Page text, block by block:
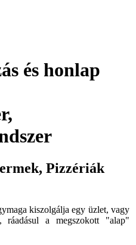
és honlap
Pizzériák
kiszolgálja egy üzlet, vagy
ráadásul a megszokott "alap"